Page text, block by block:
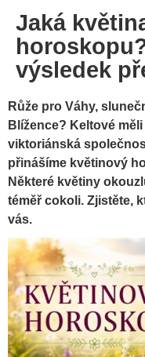
Jaká
výsledek
Růže pro Váhy,
Blížence? Keltové
viktoriánská
přinášíme květinový
Některé květiny
téměř cokoli. Zjistěte,
vás.